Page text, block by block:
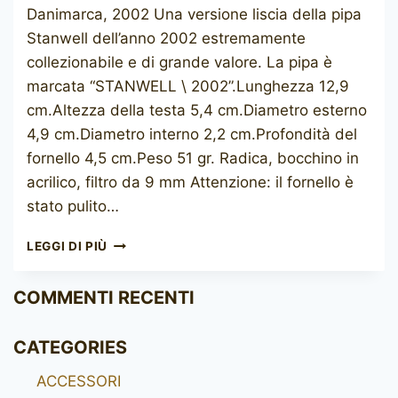
Danimarca, 2002 Una versione liscia della pipa
Stanwell dell’anno 2002 estremamente
collezionabile e di grande valore. La pipa è
marcata “STANWELL \ 2002”.Lunghezza 12,9
cm.Altezza della testa 5,4 cm.Diametro esterno
4,9 cm.Diametro interno 2,2 cm.Profondità del
fornello 4,5 cm.Peso 51 gr. Radica, bocchino in
acrilico, filtro da 9 mm Attenzione: il fornello è
stato pulito…
LEGGI DI PIÙ STANWELL
THE
COMMENTI RECENTI
CATEGORIES
ACCESSORI